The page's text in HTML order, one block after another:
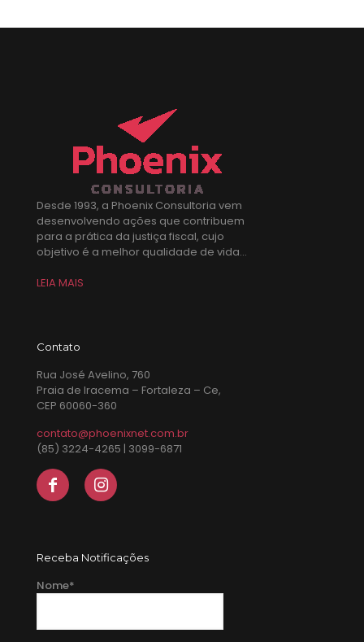
Desde 1993, a Phoenix Consultoria vem
desenvolvendo ações que contribuem
para a prática da justiça fiscal, cujo
objetivo é a melhor qualidade de vida...
LEIA MAIS
Contato
Rua José Avelino, 760
Praia de Iracema – Fortaleza – Ce,
CEP 60060-360
contato@phoenixnet.com.br
(85) 3224-4265 | 3099-6871
Receba Notificações
Nome*